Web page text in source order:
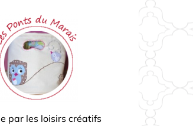
par les loisirs créatifs